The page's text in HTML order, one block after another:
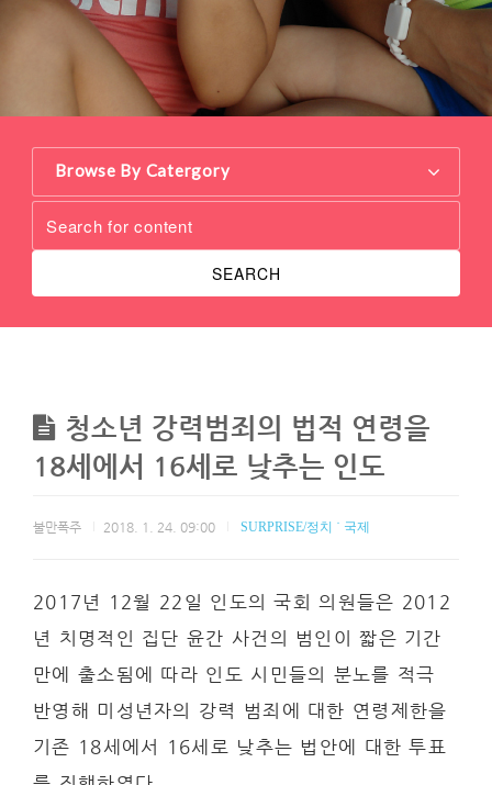
Browse By Catergory
SEARCH
청소년 강력범죄의 법적 연령을
18세에서 16세로 낮추는 인도
불만폭주 2018. 1. 24. 09:00 SURPRISE/정치 ˙ 국제
2017년 12월 22일 인도의 국회 의원들은 2012
년 치명적인 집단 윤간 사건의 범인이 짧은 기간
만에 출소됨에 따라 인도 시민들의 분노를 적극
반영해 미성년자의 강력 범죄에 대한 연령제한을
기존 18세에서 16세로 낮추는 법안에 대한 투표